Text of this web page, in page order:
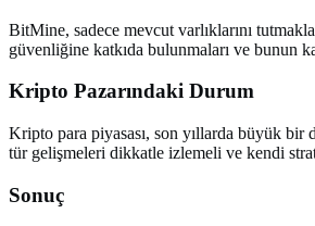
BitMine, sadece mevcut varlıklarını
güvenliğine katkıda bulunmaları ve bunun
Kripto Pazarındaki Durum
Kripto para piyasası, son yıllarda büyük bir
tür gelişmeleri dikkatle izlemeli ve kendi
Sonuç